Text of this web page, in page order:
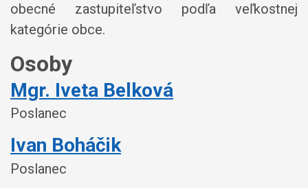
obecné zastupiteľstvo podľa veľkostnej
kategórie obce.
Osoby
Mgr. Iveta Belková
Poslanec
Ivan Boháčik
Poslanec